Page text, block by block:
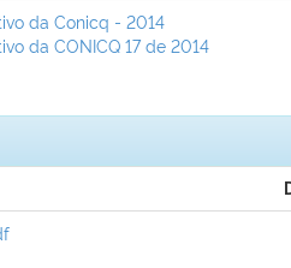
da Conicq - 2014
da CONICQ 17 de 2014